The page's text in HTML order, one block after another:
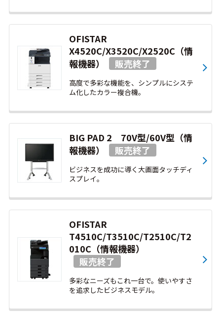
OFISTAR
X4520C/X3520C/X2520C（情
報機器）
高度で多彩な機能を、シンプルにシステ
ム化したカラー複合機。
BIG PAD 2 70V型/60V型（情
報機器）
ビジネスを成功に導く大画面タッチディ
スプレイ。
OFISTAR
T4510C/T3510C/T2510C/T2
010C（情報機器）
多彩なニーズもこれ一台で。使いやすさ
を追求したビジネスモデル。